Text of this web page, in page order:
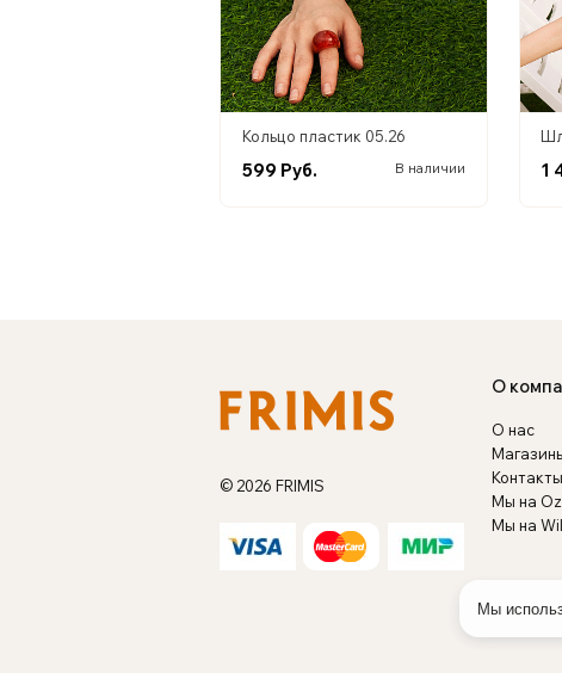
Кольцо пластик 05.26
599 Руб. В наличии 1
© 2026 FRIMIS
О
О нас
Контакты
Мы на
Мы на
Мы